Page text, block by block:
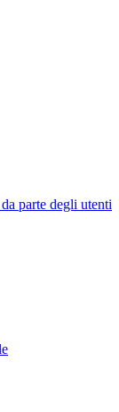
parte degli utenti